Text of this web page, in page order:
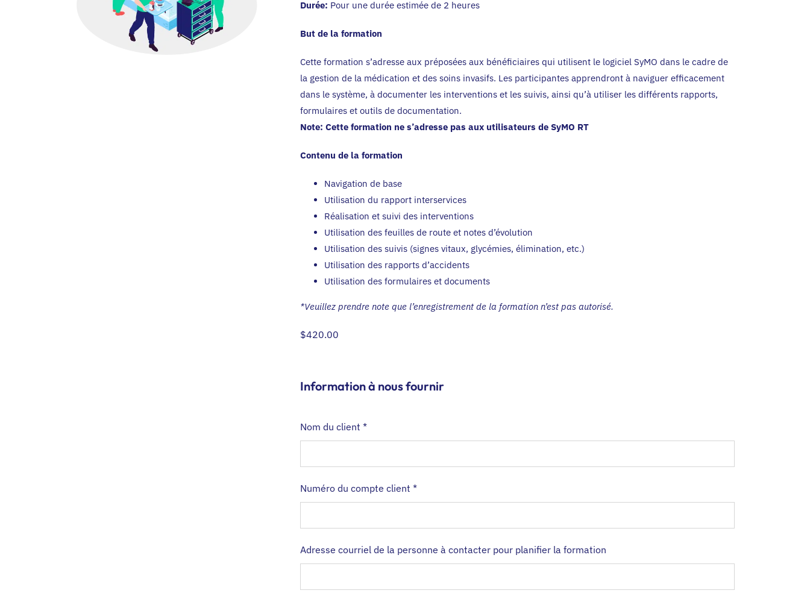
Durée: Pour une durée estimée de 2 heures
But de la formation
Cette formation s’adresse aux préposées aux bénéficiaires qui utilisent le logiciel SyMO dans le cadre de
la gestion de la médication et des soins invasifs. Les participantes apprendront à naviguer efficacement
dans le système, à documenter les interventions et les suivis, ainsi qu’à utiliser les différents rapports,
formulaires et outils de documentation.
Note: Cette formation ne s’adresse pas aux utilisateurs de SyMO RT
Contenu de la formation
Navigation de base
Utilisation du rapport interservices
Réalisation et suivi des interventions
Utilisation des feuilles de route et notes d’évolution
Utilisation des suivis (signes vitaux, glycémies, élimination, etc.)
Utilisation des rapports d’accidents
Utilisation des formulaires et documents
*Veuillez prendre note que l’enregistrement de la formation n’est pas autorisé.
$420.00
Information à nous fournir
Nom du client *
Numéro du compte client *
Adresse courriel de la personne à contacter pour planifier la formation